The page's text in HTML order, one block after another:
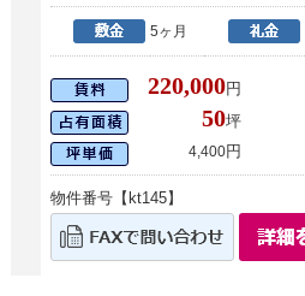
5ヶ月
220,000円
50坪
4,400円
物件番号【kt145】